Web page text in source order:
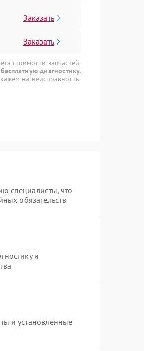
Заказать
Заказать
стоимости запчастей.
диагностику.
на неисправность.
специалисты, что
обязательств
и
и установленные